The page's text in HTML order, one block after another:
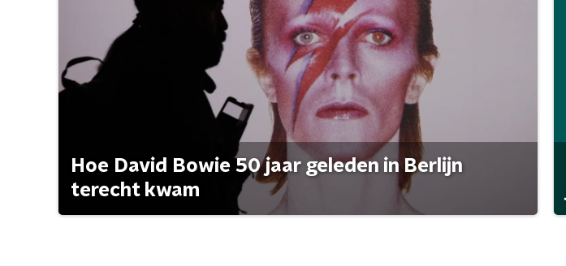
Hoe David Bowie 50 jaar geleden in Berlijn
terecht kwam